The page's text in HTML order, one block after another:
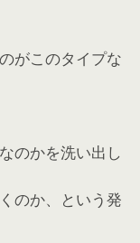
がこのタイプな
のかを洗い出し
のか、という発